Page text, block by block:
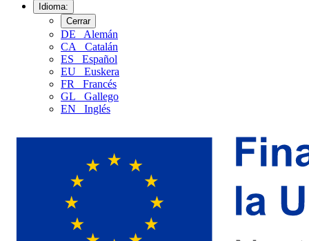
Idioma:
Cerrar
DE
Alemán
CA
Catalán
ES
Español
EU
Euskera
FR
Francés
GL
Gallego
EN
Inglés